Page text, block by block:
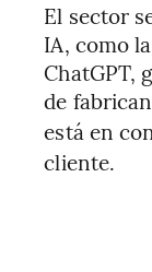
El sector
IA, como
ChatGPT,
de
está en
cliente.